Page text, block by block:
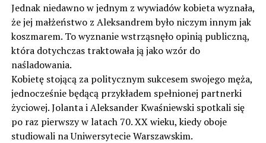
Jednak niedawno w jednym z wywiadów kobieta wyznała,
że jej małżeństwo z Aleksandrem było niczym innym jak
koszmarem. To wyznanie wstrząsnęło opinią publiczną,
która dotychczas traktowała ją jako wzór do
naśladowania.
Kobietę stojącą za politycznym sukcesem swojego męża,
jednocześnie będącą przykładem spełnionej partnerki
życiowej. Jolanta i Aleksander Kwaśniewski spotkali się
po raz pierwszy w latach 70. XX wieku, kiedy oboje
studiowali na Uniwersytecie Warszawskim.